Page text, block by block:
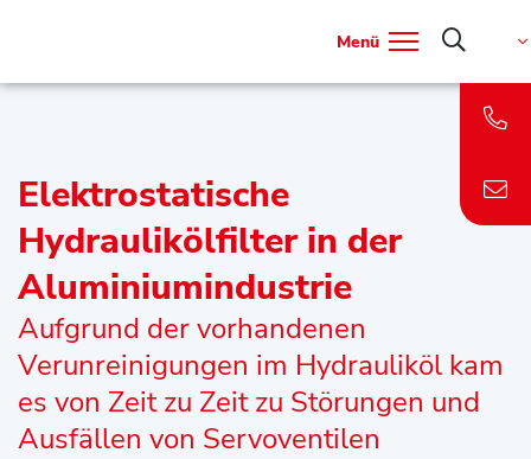
Menü
Elektrostatische
Hydraulikölfilter in der
Aluminiumindustrie
Aufgrund der vorhandenen
Verunreinigungen im Hydrauliköl kam
es von Zeit zu Zeit zu Störungen und
Ausfällen von Servoventilen